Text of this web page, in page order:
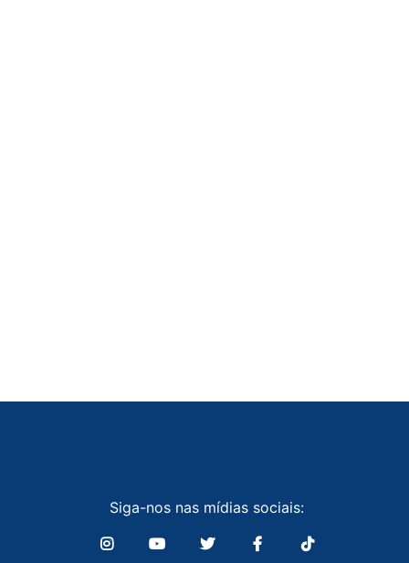
Siga-nos nas mídias sociais: